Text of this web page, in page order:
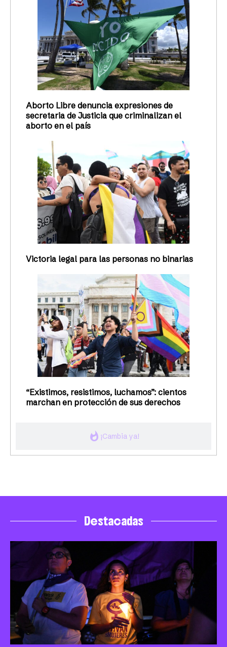
whatshot ¡Cambia ya!
Aborto Libre denuncia expresiones de
secretaria de Justicia que criminalizan el
aborto en el país
Victoria legal para las personas no binarias
“Existimos, resistimos, luchamos”: cientos
marchan en protección de sus derechos
Destacadas